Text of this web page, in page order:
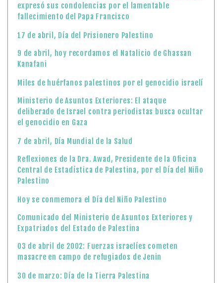
expresó sus condolencias por el lamentable
fallecimiento del Papa Francisco
17 de abril, Día del Prisionero Palestino
9 de abril, hoy recordamos el Natalicio de Ghassan
Kanafani
Miles de huérfanos palestinos por el genocidio israelí
Ministerio de Asuntos Exteriores: El ataque
deliberado de Israel contra periodistas busca ocultar
el genocidio en Gaza
7 de abril, Día Mundial de la Salud
Reflexiones de la Dra. Awad, Presidente de la Oficina
Central de Estadística de Palestina, por el Día del Niño
Palestino
Hoy se conmemora el Día del Niño Palestino
Comunicado del Ministerio de Asuntos Exteriores y
Expatriados del Estado de Palestina
03 de abril de 2002: Fuerzas israelíes cometen
masacre en campo de refugiados de Jenin
30 de marzo: Día de la Tierra Palestina